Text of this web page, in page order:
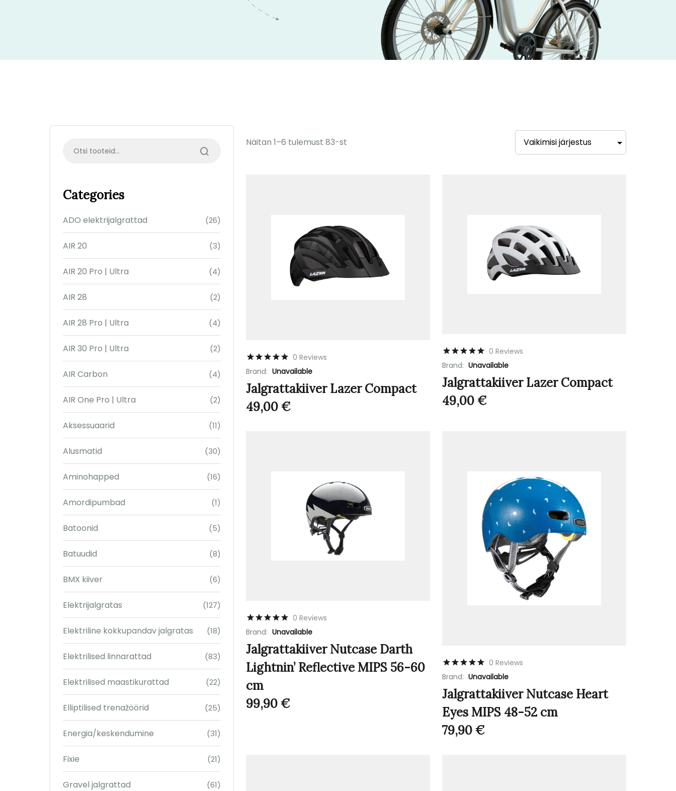
Categories
ADO elektrijalgrattad (26)
AIR 20 (3)
AIR 20 Pro | Ultra (4)
AIR 28 (2)
AIR 28 Pro | Ultra (4)
AIR 30 Pro | Ultra (2)
AIR Carbon (4)
AIR One Pro | Ultra (2)
Aksessuaarid (11)
Alusmatid (30)
Aminohapped (16)
Amordipumbad (1)
Batoonid (5)
Batuudid (8)
BMX kiiver (6)
Elektrijalgratas (127)
Elektriline kokkupandav jalgratas (18)
Elektrilised linnarattad (83)
Elektrilised maastikurattad (22)
Elliptilised trenažöörid (25)
Energia/keskendumine (31)
Fixie (21)
Gravel jalgrattad (61)
Näitan 1–6 tulemust 83-st
0 Reviews
Brand: Unavailable
Jalgrattakiiver Lazer Compact
49,00€
0 Reviews
Brand: Unavailable
Jalgrattakiiver Lazer Compact
49,00€
0 Reviews
Brand: Unavailable
Jalgrattakiiver Nutcase Darth
Lightnin’ Reflective MIPS 56-60
cm
99,90€
0 Reviews
Brand: Unavailable
Jalgrattakiiver Nutcase Heart
Eyes MIPS 48-52 cm
79,90€